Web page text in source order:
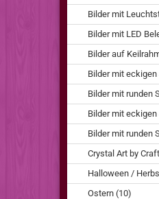
Bilder mit
Bilder mit LED
Bilder auf
Bilder mit
Bilder mit runden
Bilder mit
Bilder mit runden
Crystal Art by
Halloween /
Ostern (10)